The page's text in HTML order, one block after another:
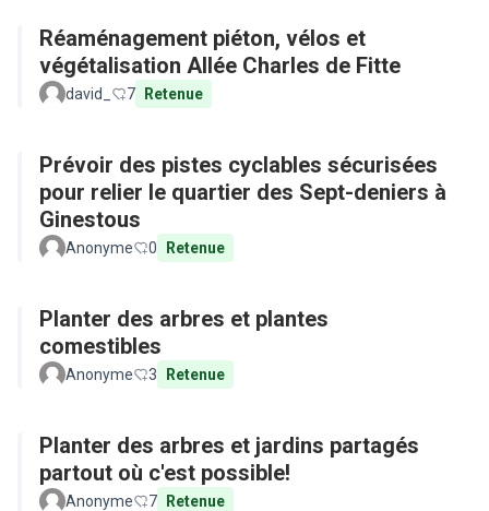
Réaménagement piéton, vélos et
végétalisation Allée Charles de Fitte
david_ 7 Retenue
Prévoir des pistes cyclables sécurisées
pour relier le quartier des Sept-deniers à
Ginestous
Anonyme 0 Retenue
Planter des arbres et plantes
comestibles
Anonyme 3 Retenue
Planter des arbres et jardins partagés
partout où c'est possible!
Anonyme 7 Retenue